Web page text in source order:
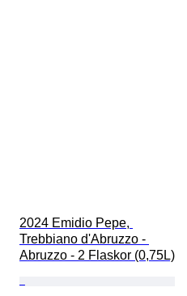
2024 Emidio Pepe,
Trebbiano d'Abruzzo -
Abruzzo - 2 Flaskor (0,75L)